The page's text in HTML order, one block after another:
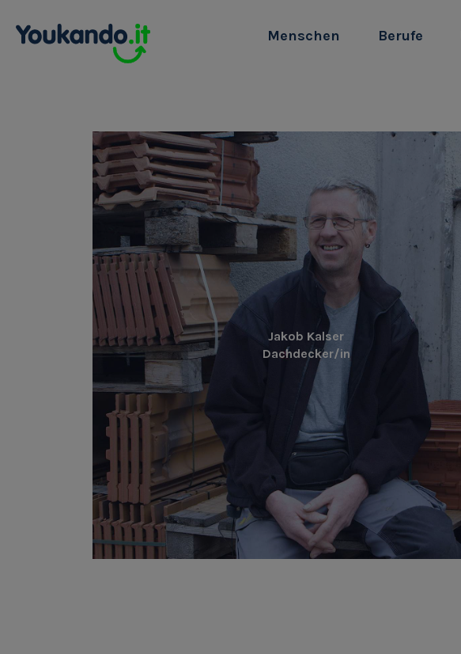
Menschen Berufe
Jakob Kalser
Dachdecker/in